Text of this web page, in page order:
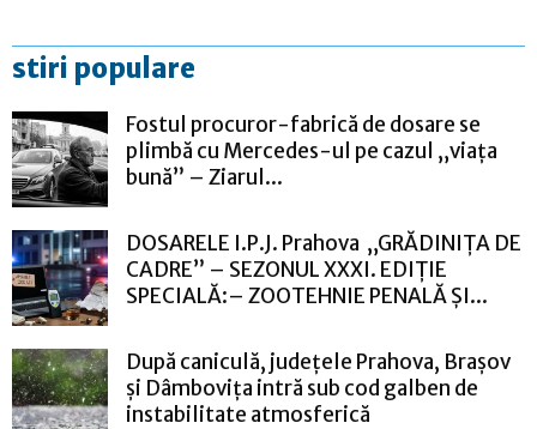
stiri populare
Fostul procuror-fabrică de dosare se
plimbă cu Mercedes-ul pe cazul „viața
bună” – Ziarul...
DOSARELE I.P.J. Prahova „GRĂDINIȚA DE
CADRE” – SEZONUL XXXI. EDIȚIE
SPECIALĂ:– ZOOTEHNIE PENALĂ ȘI...
După caniculă, județele Prahova, Brașov
și Dâmbovița intră sub cod galben de
instabilitate atmosferică